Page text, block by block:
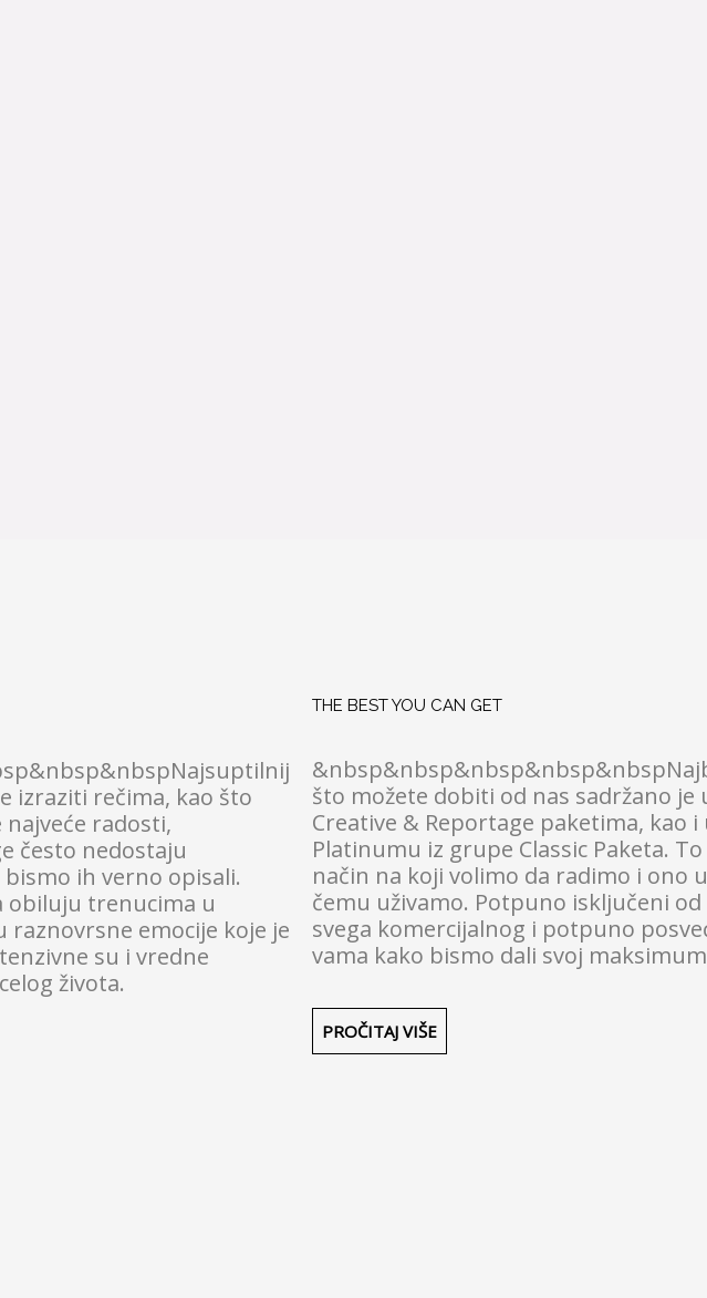
izraziti rečima, kao što
radosti,
često nedostaju
ih verno opisali.
obiluju trenucima u
raznovrsne emocije koje je
su i vredne
života.
THE BEST YOU CAN GET
što možete dobiti od nas sadržano je
Creative & Reportage paketima, kao i
Platinumu iz grupe Classic Paketa. To
način na koji volimo da radimo i ono u
čemu uživamo. Potpuno isključeni od
svega komercijalnog i potpuno
vama kako bismo dali svoj
PROČITAJ VIŠE